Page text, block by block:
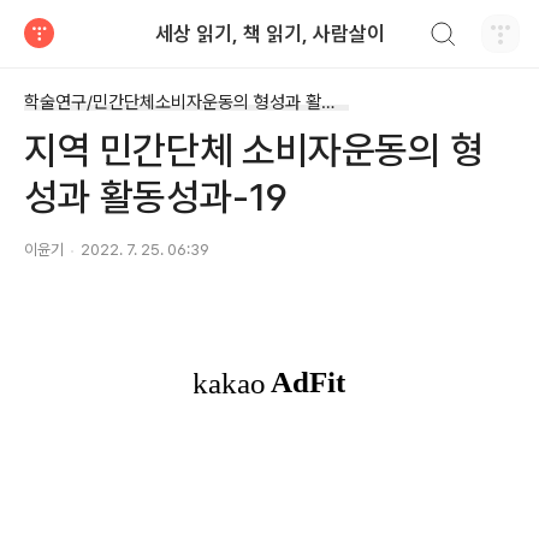
세상 읽기, 책 읽기, 사람살이
학술연구/민간단체소비자운동의 형성과 활동성과
지역 민간단체 소비자운동의 형
성과 활동성과-19
이윤기 2022. 7. 25. 06:39